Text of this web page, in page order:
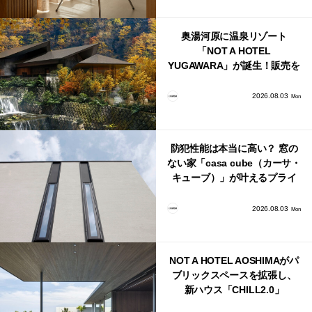
奥湯河原に温泉リゾート
「NOT A HOTEL
YUGAWARA」が誕生！販売を
2026.08.03 Mon
防犯性能は本当に高い？ 窓の
ない家「casa cube（カーサ・
キューブ）」が叶えるプライ
2026.08.03 Mon
NOT A HOTEL AOSHIMAがパ
ブリックスペースを拡張し、
新ハウス「CHILL2.0」